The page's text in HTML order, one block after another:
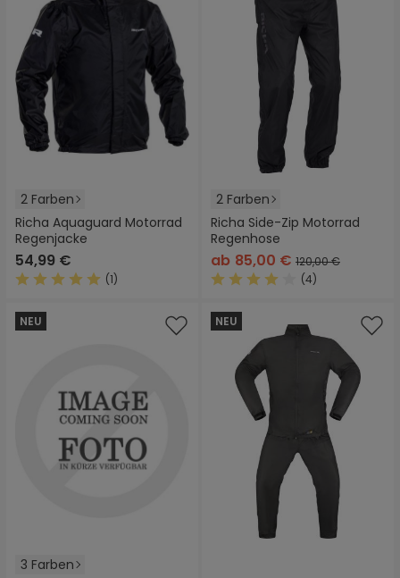
2 Farben
Richa Aquaguard Motorrad
Regenjacke
54,99 €
(1)
2 Farben
Richa Side-Zip Motorrad
Regenhose
ab 85,00 € 120,00 €
(4)
NEU
3 Farben
NEU